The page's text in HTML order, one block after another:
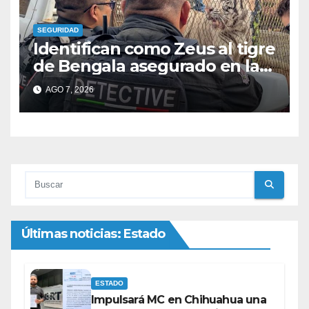
SEGURIDAD
Identifican como Zeus al tigre
de Bengala asegurado en la
colonia Fronteriza; afirman
que hay más animales
exóticos
AGO 7, 2026
Últimas noticias: Estado
ESTADO
Impulsará MC en Chihuahua una